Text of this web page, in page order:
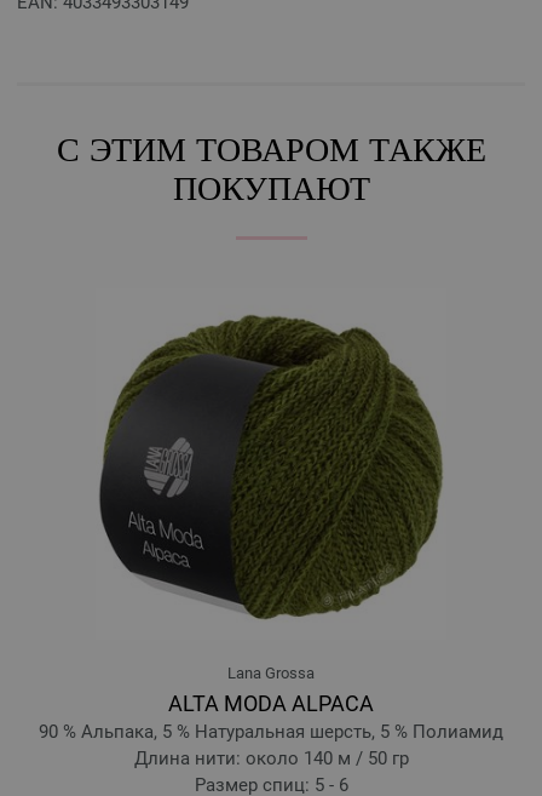
С ЭТИМ ТОВАРОМ ТАКЖЕ
ПОКУПАЮТ
Lana Grossa
ALTA MODA ALPACA
90 % Альпака, 5 % Натуральная шерсть, 5 % Полиамид
Длина нити: около 140 м / 50 гр
Размер спиц: 5 - 6